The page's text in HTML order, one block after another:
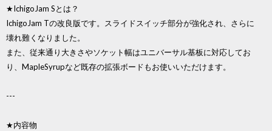
★IchigoJam Sとは？
IchigoJam Tの改良版です。スライドスイッチ部分が強化され、さらに
壊れ難くなりました。
また、従来通り大きさやソケット幅はユニバーサル基板に対応してお
り、MapleSyrupなど既存の拡張ボードもお使いいただけます。
---
★内容物